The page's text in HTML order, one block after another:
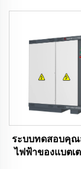
ระบบทดสอบคุ
ไฟฟ้าของแบตเ